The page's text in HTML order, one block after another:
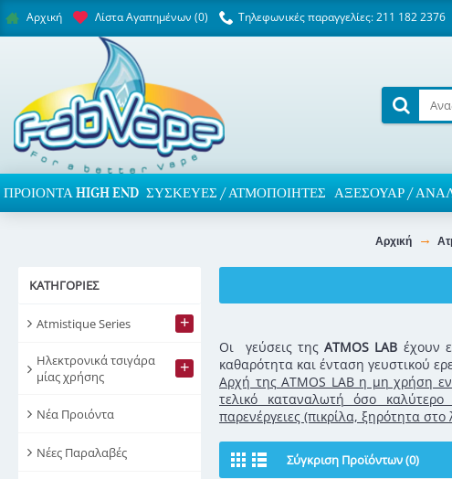
Αρχική Λίστα Αγαπημένων (0) Τηλεφωνικές παραγγελίες: 211 182 2376
ΠΡΟΙΌΝΤΑ HIGH END ΣΥΣΚΕΥΈΣ / ΑΤΜΟΠΟΙΗΤΈΣ ΑΞΕΣΟΥΆΡ /
Αρχική
ΚΑΤΗΓΟΡΊΕΣ
Atmistique Series +
Ηλεκτρονικά τσιγάρα
μίας χρήσης
+
Νέα Προιόντα
Νέες Παραλαβές
Οι γεύσεις τηςATMOS LAB έχουν
καθαρότητα και ένταση γευστικού
Αρχή της ATMOS LAB η μη χρήση
τελικό καταναλωτή όσο
παρενέργειες (πικρίλα, ξηρότητα στο
Σύγκριση Προϊόντων (0)